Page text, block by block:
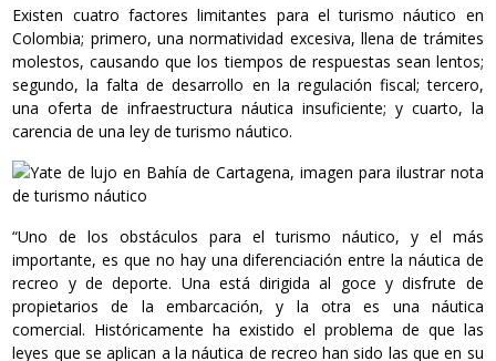
Existen cuatro factores limitantes para el turismo náutico en
Colombia; primero, una normatividad excesiva, llena de trámites
molestos, causando que los tiempos de respuestas sean lentos;
segundo, la falta de desarrollo en la regulación fiscal; tercero,
una oferta de infraestructura náutica insuficiente; y cuarto, la
carencia de una ley de turismo náutico.
“Uno de los obstáculos para el turismo náutico, y el más
importante, es que no hay una diferenciación entre la náutica de
recreo y de deporte. Una está dirigida al goce y disfrute de
propietarios de la embarcación, y la otra es una náutica
comercial. Históricamente ha existido el problema de que las
leyes que se aplican a la náutica de recreo han sido las que en su